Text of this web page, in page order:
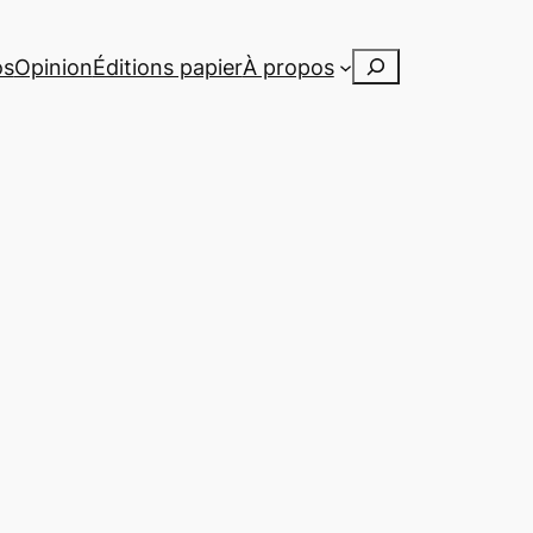
OpinionÉditions papierÀ propos Rechercher